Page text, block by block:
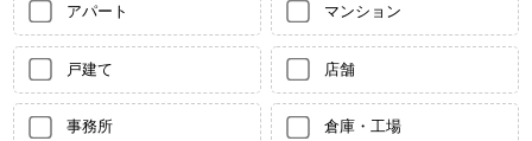
アパート マンション
戸建て 店舗
事務所 倉庫・工場